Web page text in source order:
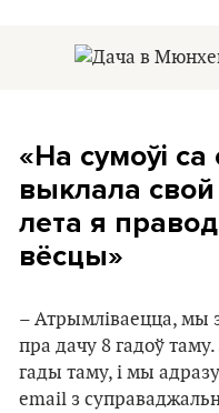
«На сумоўі
выклала
лета я
вёсцы»
– Атрымліваецца, мы
пра дачу 8 гадоў
гады таму, і мы
email з